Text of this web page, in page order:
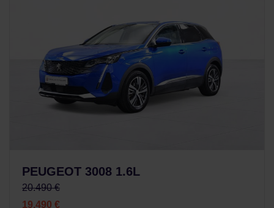
PEUGEOT 3008 1.6L
20.490 €
19.490 €